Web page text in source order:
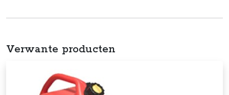
Verwante producten